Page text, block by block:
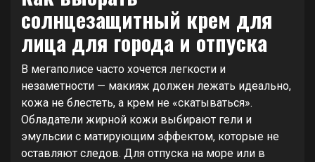
солнцезащитный крем для
лица для города и отпуска
В мегаполисе часто хочется легкости и
незаметности — макияж должен лежать идеально,
кожа не блестеть, а крем не «скатываться».
Обладатели жирной кожи выбирают гели и
эмульсии с матирующим эффектом, которые не
оставляют следов. Для отпуска на море или в